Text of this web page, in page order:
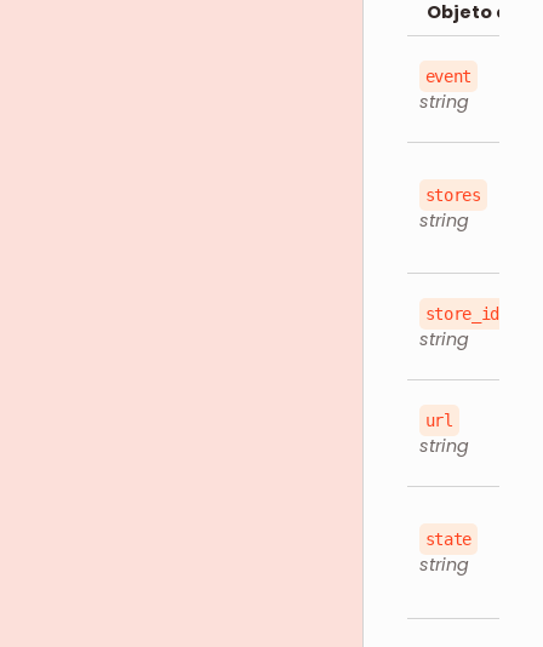
Objeto en
event
string
stores
string
store_id
string
url
string
state
string